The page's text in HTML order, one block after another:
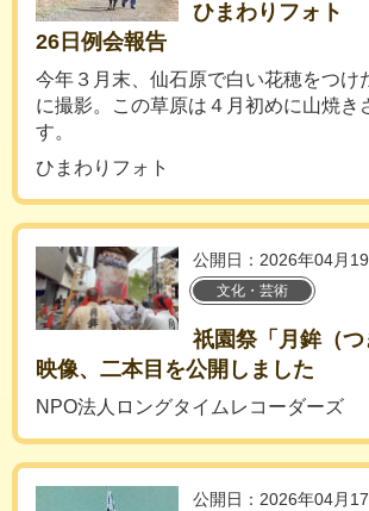
ひまわりフォト
26日例会報告
今年３月末、仙石原で白い花穂をつけ
に撮影。この草原は４月初めに山焼き
す。
ひまわりフォト
公開日：2026年04月
文化・芸術
祇園祭「月鉾（
映像、二本目を公開しました
NPO法人ロングタイムレコーダーズ
公開日：2026年04月